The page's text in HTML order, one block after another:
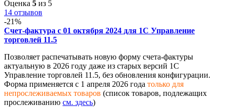
Оценка 5 из 5
14 отзывов
-21%
Счет-фактура с 01 октября 2024 для 1С Управление
торговлей 11.5
Позволяет распечатывать новую форму счета-фактуры
актуальную в 2026 году даже из старых версий 1С
Управление торговлей 11.5, без обновления конфигурации.
Форма применяется с 1 апреля 2026 года только для
непрослеживаемых товаров (список товаров, подлежащих
прослеживанию см. здесь)